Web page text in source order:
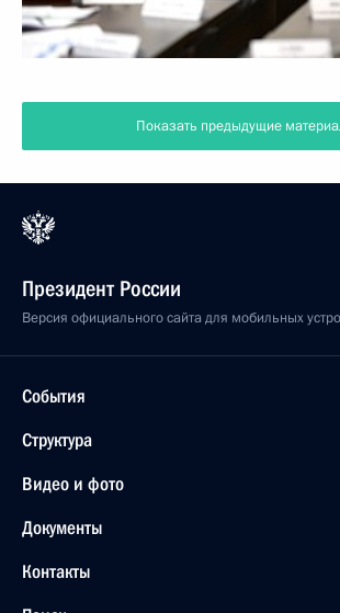
Показать предыдущие
Президент России
Версия официального сайта для мобильных
События
Структура
Видео и фото
Документы
Контакты